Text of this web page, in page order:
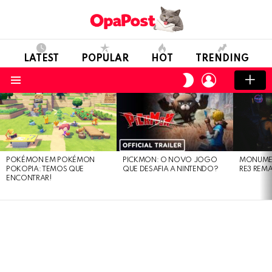
LATEST POPULAR HOT TRENDING
SWITCH
SKIN
LOGIN
LATEST
STORIES
POKÉMON EM POKÉMON
POKOPIA: TEMOS QUE
ENCONTRAR!
PICKMON: O NOVO JOGO
QUE DESAFIA A NINTENDO?
RE3